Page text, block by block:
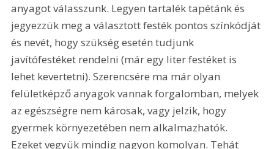
anyagot válasszunk. Legyen tartalék tapétánk és
jegyezzük meg a választott festék pontos színkódját
és nevét, hogy szükség esetén tudjunk
javítófestéket rendelni (már egy liter festéket is
lehet kevertetni). Szerencsére ma már olyan
felületképző anyagok vannak forgalomban, melyek
az egészségre nem károsak, vagy jelzik, hogy
gyermek környezetében nem alkalmazhatók.
Ezeket vegyük mindig nagyon komolyan. Tehát